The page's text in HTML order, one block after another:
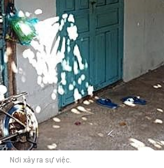
Nơi xảy ra sự việc.